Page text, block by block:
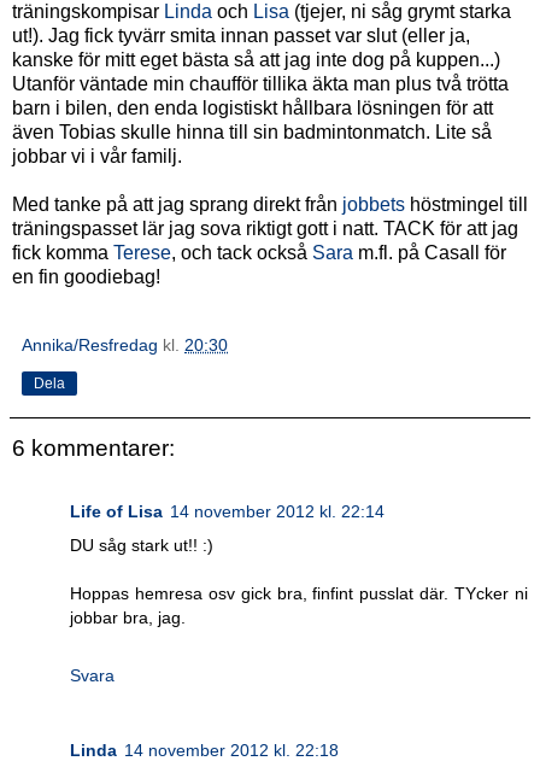
träningskompisar Linda och Lisa (tjejer, ni såg grymt starka
ut!). Jag fick tyvärr smita innan passet var slut (eller ja,
kanske för mitt eget bästa så att jag inte dog på kuppen...)
Utanför väntade min chaufför tillika äkta man plus två trötta
barn i bilen, den enda logistiskt hållbara lösningen för att
även Tobias skulle hinna till sin badmintonmatch. Lite så
jobbar vi i vår familj.
Med tanke på att jag sprang direkt från jobbets höstmingel till
träningspasset lär jag sova riktigt gott i natt. TACK för att jag
fick komma Terese, och tack också Sara m.fl. på Casall för
en fin goodiebag!
Annika/Resfredag kl. 20:30
Dela
6 kommentarer:
Life of Lisa 14 november 2012 kl. 22:14
DU såg stark ut!! :)
Hoppas hemresa osv gick bra, finfint pusslat där. TYcker ni
jobbar bra, jag.
Svara
Linda 14 november 2012 kl. 22:18